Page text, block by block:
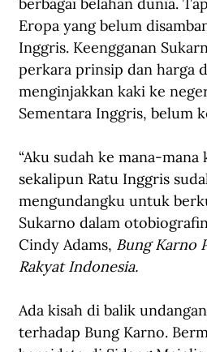
berbagai belahan dunia.
Eropa yang belum
Inggris. Keengganan
perkara prinsip dan harga
menginjakkan kaki ke
Sementara Inggris, belum
“Aku sudah ke mana-
sekalipun Ratu Inggris
mengundangku untuk
Sukarno dalam
Cindy Adams, Bung Karno
Rakyat Indonesia.
Ada kisah di balik
terhadap Bung Karno.